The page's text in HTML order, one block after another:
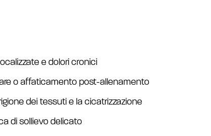
e dolori cronici
o affaticamento post-allenamento
dei tessuti e la cicatrizzazione
di sollievo delicato